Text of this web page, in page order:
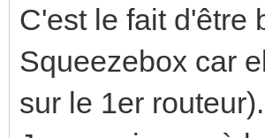
C'est le fait d'être
Squeezebox car
sur le 1er routeur).